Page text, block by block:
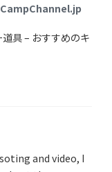
CampChannel.jp
具 – おすすめのキ
and video, I